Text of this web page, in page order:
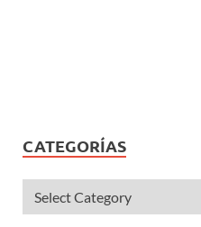
CATEGORÍAS